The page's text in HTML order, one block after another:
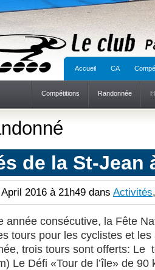
Accueil CA
Compétitions Randonnée
de la St-Jean
2016 à 21h49 dans Activités
année consécutive, la Fête
tours pour les cyclistes et
trois tours sont offerts: Le
Le Défi «Tour de l’île» de